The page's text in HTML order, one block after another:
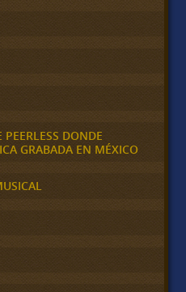
DONDE
GRABADA EN MÉXICO